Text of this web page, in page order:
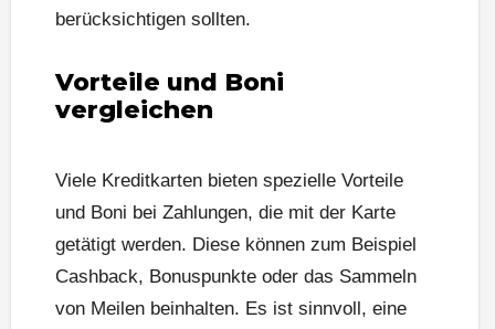
berücksichtigen sollten.
Vorteile und Boni
vergleichen
Viele Kreditkarten bieten spezielle Vorteile
und Boni bei Zahlungen, die mit der Karte
getätigt werden. Diese können zum Beispiel
Cashback, Bonuspunkte oder das Sammeln
von Meilen beinhalten. Es ist sinnvoll, eine